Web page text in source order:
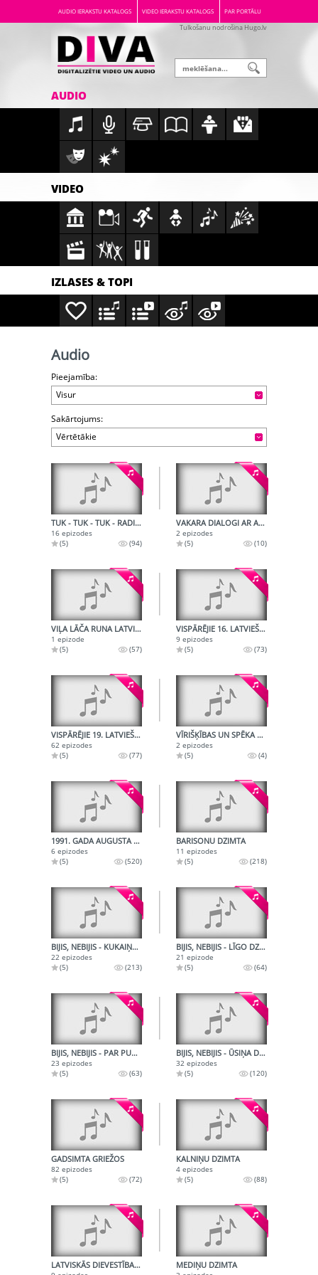
AUDIO IERAKSTU KATALOGS VIDEO IERAKSTU KATALOGS PAR PORTĀLU
Tulkošanu nodrošina Hugo.lv
AUDIO
VIDEO
IZLASES & TOPI
Audio
Pieejamība:
Visur
Sakārtojums:
Vērtētākie
TUK - TUK - TUK - RADIOŽURNĀLS OKTOBRĒNIEM
16 epizodes
(5)
(94)
VAKARA DIALOGI AR AKTIERI JĀNI KUBILI
2 epizodes
(5)
(10)
VIĻA LĀČA RUNA LATVIJAS PADOMJU RAKSTNIEKU SAVIENĪBAS 4. KONGRESĀ
1 epizode
(5)
(57)
VISPĀRĒJIE 16. LATVIEŠU DZIESMU SVĒTKI - 1973. - FINĀLA SKATES UZVARĒTĀJU KONCERTS
9 epizodes
(5)
(73)
VISPĀRĒJIE 19. LATVIEŠU DZIESMU SVĒTKI - 1985. TAUTAS KORU SKATES FINĀLS
62 epizodes
(5)
(77)
VĪRIŠĶĪBAS UN SPĒKA MĀKSLA
2 epizodes
(5)
(4)
1991. GADA AUGUSTA NOTIKUMI PAGRĪDES RADIO UN LATVIJAS RADIO ZIŅĀS
6 epizodes
(5)
(520)
BARISONU DZIMTA
11 epizodes
(5)
(218)
BIJIS, NEBIJIS - KUKAIŅU DIENA, LIELDIENAS, MĀRAS DIENA
22 epizodes
(5)
(213)
BIJIS, NEBIJIS - LĪGO DZIESMAS, JĀŅU DIENAS RAIDĪJUMS
21 epizode
(5)
(64)
BIJIS, NEBIJIS - PAR PUTNIEM
23 epizodes
(5)
(63)
BIJIS, NEBIJIS - ŪSIŅA DIENA, PUTNU DZIESMAS, MĀTES DIENA
32 epizodes
(5)
(120)
GADSIMTA GRIEŽOS
82 epizodes
(5)
(72)
KALNIŅU DZIMTA
4 epizodes
(5)
(88)
LATVISKĀS DIEVESTĪBAS APSKATS MEDIŅU DZIMTA